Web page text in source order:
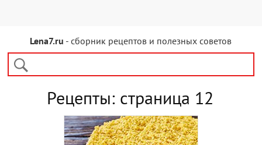
Lena7.ru - сборник рецептов и полезных советов
Рецепты: страница 12